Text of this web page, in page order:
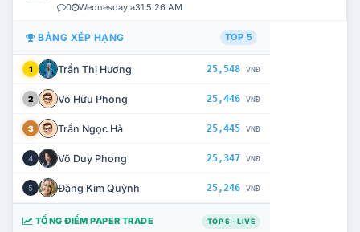
0 Wednesday a31 5:26 AM
BẢNG XẾP HẠNG TOP 5
1 Trần Thị Hương 25,548 VNĐ
2 Võ Hữu Phong 25,446 VNĐ
3 Trần Ngọc Hà 25,445 VNĐ
4 Võ Duy Phong 25,347 VNĐ
5 Đặng Kim Quỳnh 25,246 VNĐ
TỔNG ĐIỂM PAPER TRADE TOP 5 · LIVE